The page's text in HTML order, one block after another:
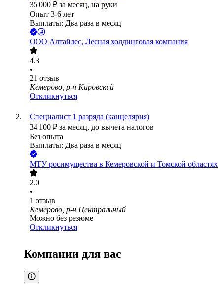
35 000 ₽ за месяц, на руки
Опыт 3-6 лет
Выплаты: Два раза в месяц
ООО Алтайлес, Лесная холдинговая компания
4.3
•
21 отзыв
Кемерово, р-н Кировский
Откликнуться
Специалист 1 разряда (канцелярия)
34 100 ₽ за месяц, до вычета налогов
Без опыта
Выплаты: Два раза в месяц
МТУ росимущества в Кемеровской и Томской областях
2.0
•
1 отзыв
Кемерово, р-н Центральный
Можно без резюме
Откликнуться
Компании для вас